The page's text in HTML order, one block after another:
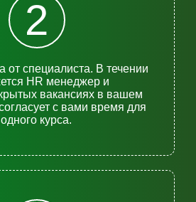
2
от специалиста. В течении
HR менеджер и
вакансиях в вашем
с вами время для
курса.